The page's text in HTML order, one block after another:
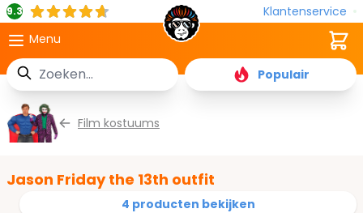
9.3
Klantenservice
Menu
Zoek
Populair
Cart
Film kostuums
Jason Friday the 13th outfit
4 producten bekijken